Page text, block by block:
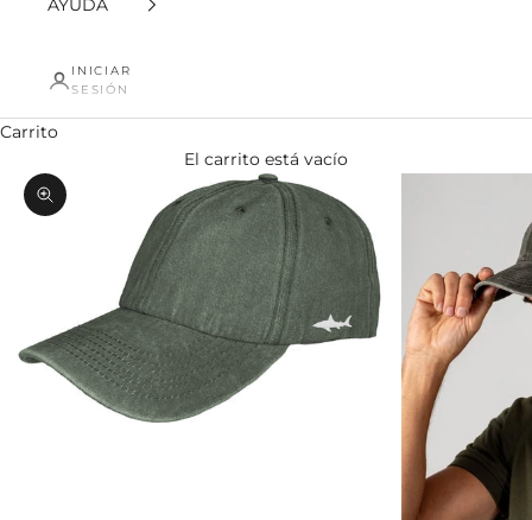
AYUDA
INICIAR
SESIÓN
Carrito
El carrito está vacío
Zoom